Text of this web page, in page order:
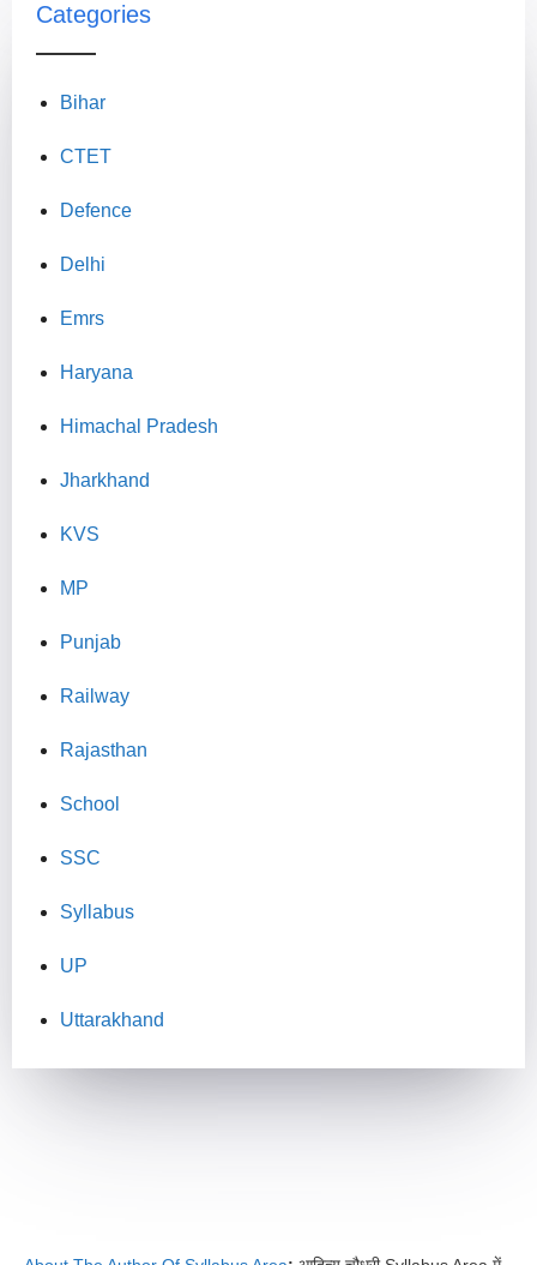
Categories
Bihar
CTET
Defence
Delhi
Emrs
Haryana
Himachal Pradesh
Jharkhand
KVS
MP
Punjab
Railway
Rajasthan
School
SSC
Syllabus
UP
Uttarakhand